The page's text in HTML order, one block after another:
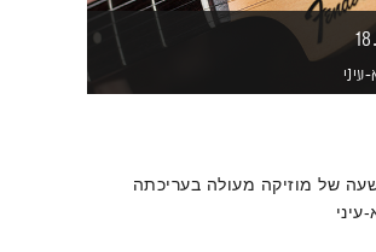
עיני
של מוזיקה מעולה בעריכתה